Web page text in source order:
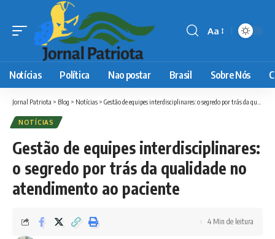
Font
Aa
Notícias Política Nao postar Brasil Sobre Nós
Jornal Patriota > Blog > Notícias > Gestão de equipes interdisciplinares: o segredo por trás da qualidade no atendimento ao paciente
NOTÍCIAS
Gestão de equipes interdisciplinares:
o segredo por trás da qualidade no
atendimento ao paciente
4 Min de leitura